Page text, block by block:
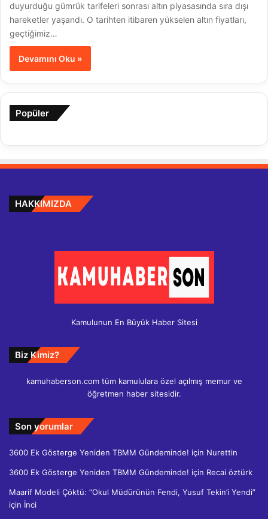
duyurduğu gümrük tarifeleri sonrası altın piyasasında sıra dışı
hareketler yaşandı. O tarihten itibaren yükselen altın fiyatları,
geçtiğimiz…
Devamını Oku »
Popüler
HAKKIMIZDA
Kamulunun En Büyük Haber Sitesi
Biz Kimiz?
kamuhaberson.com tüm kamululara özel açılmış memur ve
öğretmen haber sitesidir.
Son yorumlar
3600 Ek Gösterge Yeniden TBMM Gündeminde! için Nurettin
3600 Ek Gösterge Yeniden TBMM Gündeminde! için Recai öztürk
Maarif Modeli Çöktü: “Okul Müdürünün Fendi, Yusuf Tekin’i Yendi”
için İnci